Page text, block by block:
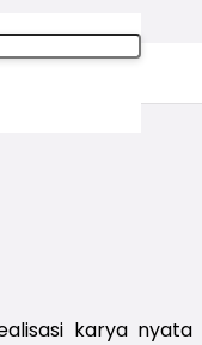
Nyata
karya nyata